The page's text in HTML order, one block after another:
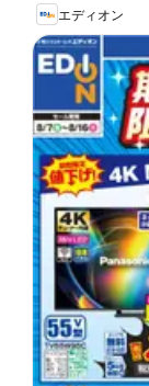
エディオン